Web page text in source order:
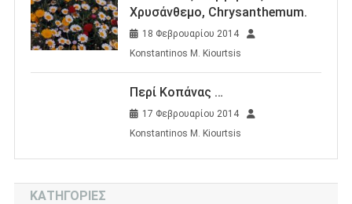
Χρυσάνθεμο, Chrysanthemum.
18 Φεβρουαρίου 2014
Konstantinos M. Kiourtsis
Περί Κοπάνας …
17 Φεβρουαρίου 2014
Konstantinos M. Kiourtsis
KΑΤΗΓΟΡΊΕΣ